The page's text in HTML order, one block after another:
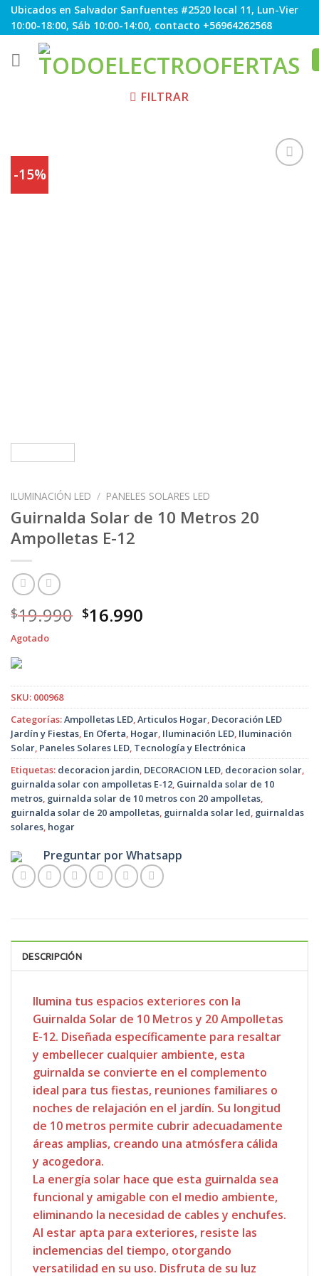
Skip
to
content
Ubicados en Salvador Sanfuentes #2520 local 11, Lun-Vier
10:00-18:00, Sáb 10:00-14:00, contacto +56964262568
FILTRAR
-15%
ILUMINACIÓN LED / PANELES SOLARES LED
Guirnalda Solar de 10 Metros 20
Ampolletas E-12
$19.990 El
$19.990.
$16.990
$16.990.
Agotado
SKU: 000968
Categorías:Ampolletas LED,Articulos Hogar, Decoración LED
Jardín y Fiestas, En Oferta, Hogar, Iluminación LED, Iluminación
Solar, Paneles Solares LED, Tecnología y Electrónica
Etiquetas: decoracion jardin, DECORACION LED, decoracion solar,
guirnalda solar con ampolletas E-12, Guirnalda solar de 10
metros, guirnalda solar de 10 metros con 20 ampolletas,
guirnalda solar de 20 ampolletas, guirnalda solar led, guirnaldas
solares, hogar
Preguntar por Whatsapp
DESCRIPCIÓN
Ilumina tus espacios exteriores con la
Guirnalda Solar de 10 Metros y 20 Ampolletas
E-12. Diseñada específicamente para resaltar
y embellecer cualquier ambiente, esta
guirnalda se convierte en el complemento
ideal para tus fiestas, reuniones familiares o
noches de relajación en el jardín. Su longitud
de 10 metros permite cubrir adecuadamente
áreas amplias, creando una atmósfera cálida
y acogedora.
La energía solar hace que esta guirnalda sea
funcional y amigable con el medio ambiente,
eliminando la necesidad de cables y enchufes.
Al estar apta para exteriores, resiste las
inclemencias del tiempo, otorgando
versatilidad en su uso. Disfruta de su luz